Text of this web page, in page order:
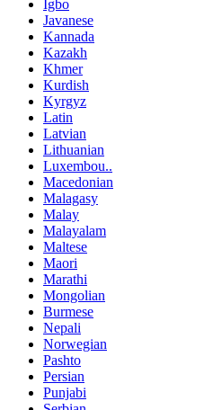
Igbo
Javanese
Kannada
Kazakh
Khmer
Kurdish
Kyrgyz
Latin
Latvian
Lithuanian
Luxembou..
Macedonian
Malagasy
Malay
Malayalam
Maltese
Maori
Marathi
Mongolian
Burmese
Nepali
Norwegian
Pashto
Persian
Punjabi